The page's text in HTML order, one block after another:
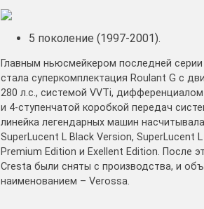
5 поколение (1997-2001).
Главным ньюсмейкером последней
стала суперкомплектация Roulant G с
280 л.с., системой VVTi,
и 4-ступенчатой коробкой передач
линейка легендарных машин
SuperLucent L Black Version, SuperLucent
Premium Edition и Exellent Edition. После
Cresta были сняты с производства, и
наименованием – Verossa.